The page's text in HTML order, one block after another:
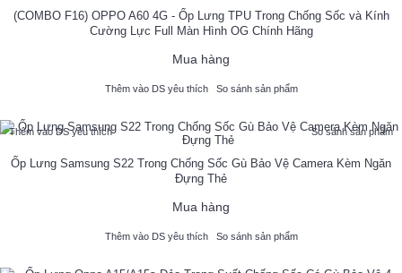
(COMBO F16) OPPO A60 4G - Ốp Lưng TPU Trong Chống Sốc và Kính
Cường Lực Full Màn Hình OG Chính Hãng
Mua hàng
Thêm vào DS yêu thích So sánh sản phẩm
Thêm vào DS yêu thích So sánh sản phẩm
Ốp Lưng Samsung S22 Trong Chống Sốc Gù Bảo Vệ Camera Kèm Ngăn
Đựng Thẻ
Mua hàng
Thêm vào DS yêu thích So sánh sản phẩm